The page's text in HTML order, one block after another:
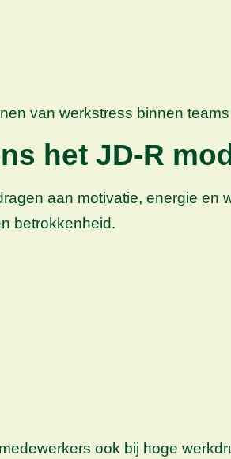
van werkstress binnen
het JD-R
aan motivatie, energie en
betrokkenheid.
ook bij hoge